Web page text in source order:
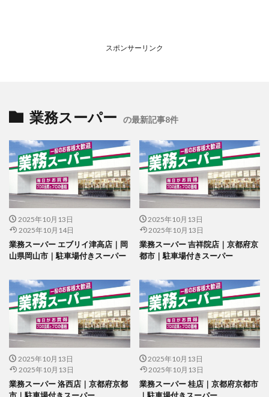
スポンサーリンク
業務スーパー の最新記事8件
2025年10月13日
2025年10月14日
業務スーパー エブリイ津高店｜岡
山県岡山市｜駐車場付きスーパー
2025年10月13日
2025年10月13日
業務スーパー 吉祥院店｜京都府京
都市｜駐車場付きスーパー
2025年10月13日
2025年10月13日
業務スーパー 洛西店｜京都府京都
2025年10月13日
2025年10月13日
業務スーパー 桂店｜京都府京都市